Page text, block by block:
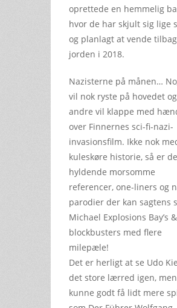
oprettede en hemmelig
hvor de har skjult sig lige
og planlagt at vende
jorden i 2018.
Nazisterne på månen…
vil nok ryste på hovedet og
andre vil klappe med
over Finnernes sci-fi-nazi-
invasionsfilm. Ikke nok
kuleskøre historie, så er
hyldende morsomme
referencer, one-liners og
parodier der kan sagtens
Michael Explosions Bay’s
blockbusters med flere
milepæle!
Det er herligt at se Udo
det store lærred igen, men
kunne godt få lidt mere